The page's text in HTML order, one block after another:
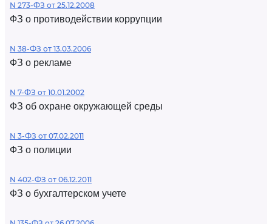
N 273-ФЗ от 25.12.2008
ФЗ о противодействии коррупции
N 38-ФЗ от 13.03.2006
ФЗ о рекламе
N 7-ФЗ от 10.01.2002
ФЗ об охране окружающей среды
N 3-ФЗ от 07.02.2011
ФЗ о полиции
N 402-ФЗ от 06.12.2011
ФЗ о бухгалтерском учете